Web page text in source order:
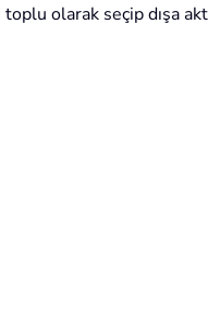
olarak seçip dışa